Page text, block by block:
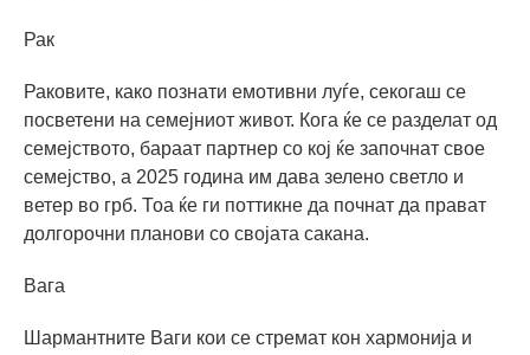
Рак
Раковите, како познати емотивни луѓе, секогаш се
посветени на семејниот живот. Кога ќе се разделат од
семејството, бараат партнер со кој ќе започнат свое
семејство, а 2025 година им дава зелено светло и
ветер во грб. Тоа ќе ги поттикне да почнат да прават
долгорочни планови со својата сакана.
Вага
Шармантните Ваги кои се стремат кон хармонија и